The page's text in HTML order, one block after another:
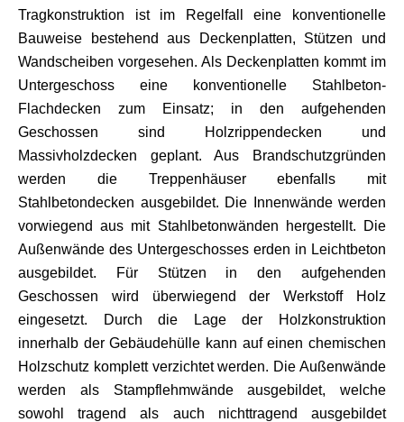
Tragkonstruktion ist im Regelfall eine konventionelle
Bauweise bestehend aus Deckenplatten, Stützen und
Wandscheiben vorgesehen. Als Deckenplatten kommt im
Untergeschoss eine konventionelle Stahlbeton-
Flachdecken zum Einsatz; in den aufgehenden
Geschossen sind Holzrippendecken und
Massivholzdecken geplant. Aus Brandschutzgründen
werden die Treppenhäuser ebenfalls mit
Stahlbetondecken ausgebildet. Die Innenwände werden
vorwiegend aus mit Stahlbetonwänden hergestellt. Die
Außenwände des Untergeschosses erden in Leichtbeton
ausgebildet. Für Stützen in den aufgehenden
Geschossen wird überwiegend der Werkstoff Holz
eingesetzt. Durch die Lage der Holzkonstruktion
innerhalb der Gebäudehülle kann auf einen chemischen
Holzschutz komplett verzichtet werden. Die Außenwände
werden als Stampflehmwände ausgebildet, welche
sowohl tragend als auch nichttragend ausgebildet